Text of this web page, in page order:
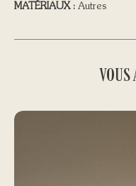
MATÉRIAUX : Autres
VOUS